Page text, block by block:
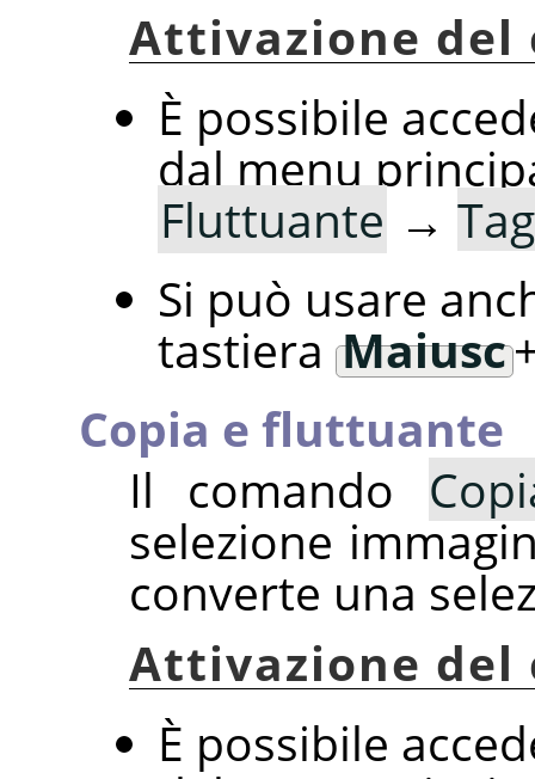
Attivazione del
È possibile
dal menu
Fluttuante →
Si può usare
tastiera Maiusc
Copia e fluttuante
Il comando
selezione
converte una
Attivazione del
È possibile